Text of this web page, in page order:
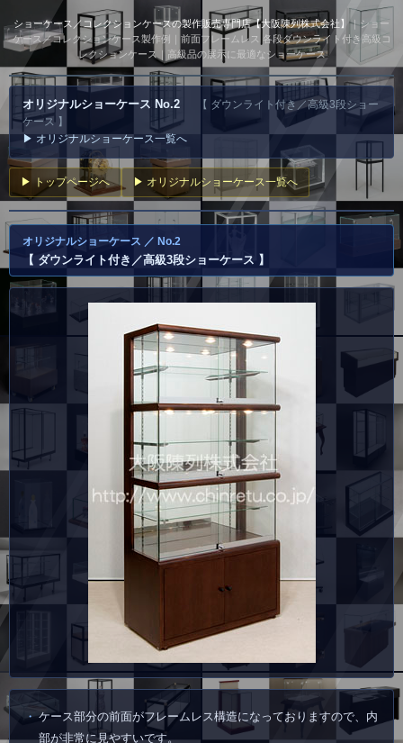
ショーケース／コレクションケースの製作販売専門店【大阪陳列株式会社】｜ショー
ケース／コレクションケース製作例｜前面フレームレス 各段ダウンライト付き高級コ
レクションケース｜高級品の展示に最適なショーケース
オリジナルショーケース No.2
【 ダウンライト付き／高級3段ショー
ケース 】
▶ オリジナルショーケース一覧へ
▶ トップページへ ▶ オリジナルショーケース一覧へ
オリジナルショーケース ／ No.2
【 ダウンライト付き／高級3段ショーケース 】
ケース部分の前面がフレームレス構造になっておりますので、内
部が非常に見やすいです。